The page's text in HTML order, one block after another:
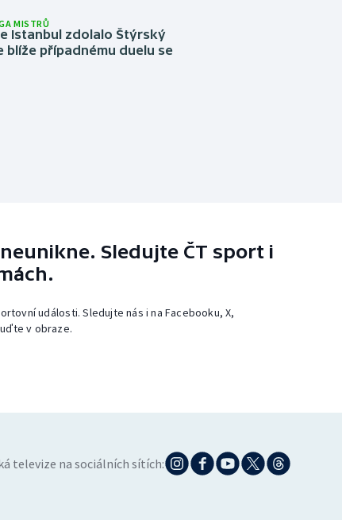
MISTRŮ
Istanbul zdolalo Štýrský
blíže případnému duelu se
Sledujte ČT sport i
události. Sledujte nás i na Facebooku, X,
v obraze.
televize na sociálních sítích: